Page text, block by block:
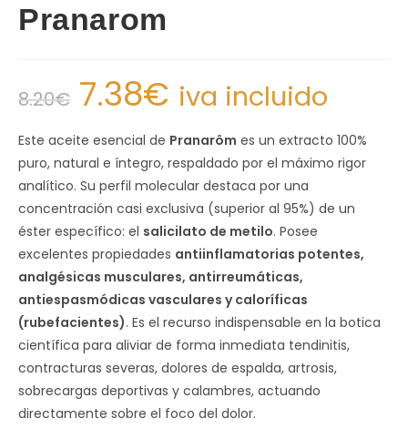
Pranarom
8.20€ 7.38€ iva incluido
Este aceite esencial de Pranarôm es un extracto 100%
puro, natural e íntegro, respaldado por el máximo rigor
analítico. Su perfil molecular destaca por una
concentración casi exclusiva (superior al 95%) de un
éster específico: el salicilato de metilo. Posee
excelentes propiedades antiinflamatorias potentes,
analgésicas musculares, antirreumáticas,
antiespasmódicas vasculares y caloríficas
(rubefacientes). Es el recurso indispensable en la botica
científica para aliviar de forma inmediata tendinitis,
contracturas severas, dolores de espalda, artrosis,
sobrecargas deportivas y calambres, actuando
directamente sobre el foco del dolor.